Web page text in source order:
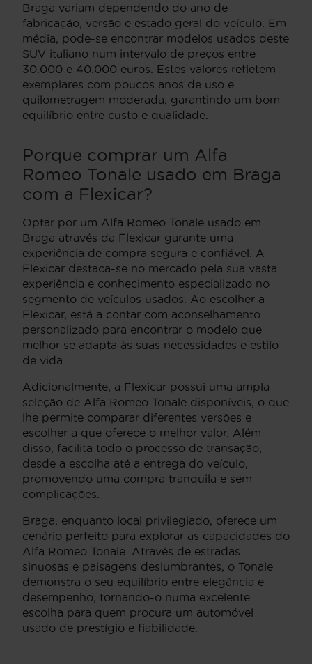
Braga variam dependendo do ano de
fabricação, versão e estado geral do veículo. Em
média, pode-se encontrar modelos usados deste
SUV italiano num intervalo de preços entre
30.000 e 40.000 euros. Estes valores refletem
exemplares com poucos anos de uso e
quilometragem moderada, garantindo um bom
equilíbrio entre custo e qualidade.
Porque comprar um Alfa
Romeo Tonale usado em Braga
com a Flexicar?
Optar por um Alfa Romeo Tonale usado em
Braga através da Flexicar garante uma
experiência de compra segura e confiável. A
Flexicar destaca-se no mercado pela sua vasta
experiência e conhecimento especializado no
segmento de veículos usados. Ao escolher a
Flexicar, está a contar com aconselhamento
personalizado para encontrar o modelo que
melhor se adapta às suas necessidades e estilo
de vida.
Adicionalmente, a Flexicar possui uma ampla
seleção de Alfa Romeo Tonale disponíveis, o que
lhe permite comparar diferentes versões e
escolher a que oferece o melhor valor. Além
disso, facilita todo o processo de transação,
desde a escolha até a entrega do veículo,
promovendo uma compra tranquila e sem
complicações.
Braga, enquanto local privilegiado, oferece um
cenário perfeito para explorar as capacidades do
Alfa Romeo Tonale. Através de estradas
sinuosas e paisagens deslumbrantes, o Tonale
demonstra o seu equilíbrio entre elegância e
desempenho, tornando-o numa excelente
escolha para quem procura um automóvel
usado de prestígio e fiabilidade.